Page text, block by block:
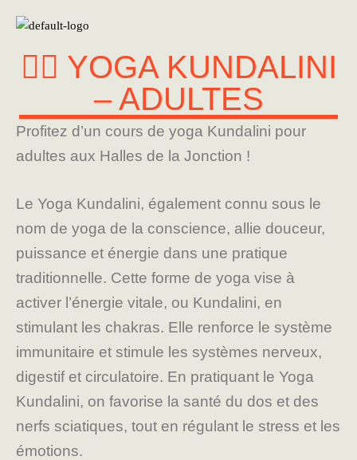
🧘‍♂️ YOGA KUNDALINI
– ADULTES
Profitez d’un cours de yoga Kundalini pour
adultes aux Halles de la Jonction !
Le Yoga Kundalini, également connu sous le
nom de yoga de la conscience, allie douceur,
puissance et énergie dans une pratique
traditionnelle. Cette forme de yoga vise à
activer l’énergie vitale, ou Kundalini, en
stimulant les chakras. Elle renforce le système
immunitaire et stimule les systèmes nerveux,
digestif et circulatoire. En pratiquant le Yoga
Kundalini, on favorise la santé du dos et des
nerfs sciatiques, tout en régulant le stress et les
émotions.